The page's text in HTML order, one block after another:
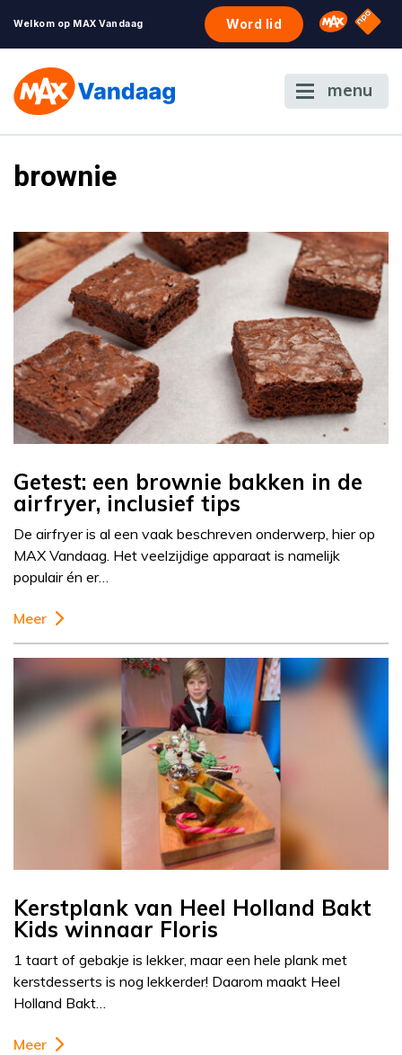
Welkom op MAX Vandaag Word lid Omroep
NPO
menu
brownie
Getest: een brownie bakken in de
airfryer, inclusief tips
De airfryer is al een vaak beschreven onderwerp, hier op
MAX Vandaag. Het veelzijdige apparaat is namelijk
populair én er…
Meer
Kerstplank van Heel Holland Bakt
Kids winnaar Floris
1 taart of gebakje is lekker, maar een hele plank met
kerstdesserts is nog lekkerder! Daarom maakt Heel
Holland Bakt…
Meer